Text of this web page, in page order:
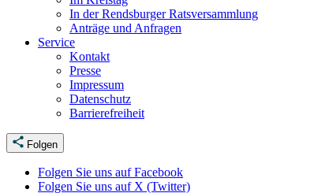
In der Rendsburger Ratsversammlung
Anträge und Anfragen
Service
Kontakt
Presse
Impressum
Datenschutz
Barrierefreiheit
Folgen
Folgen Sie uns auf Facebook
Folgen Sie uns auf X (Twitter)